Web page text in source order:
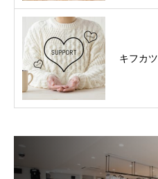
キフカツ